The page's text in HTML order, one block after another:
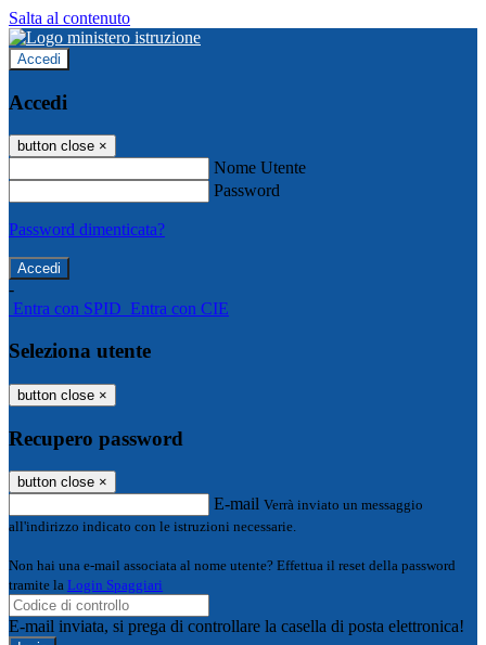
Salta al contenuto
Accedi
Accedi
button close ×
Nome Utente
Password
Password dimenticata?
-
Entra con SPID Entra con CIE
Seleziona utente
button close ×
Recupero password
button close ×
E-mail Verrà inviato un messaggio
all'indirizzo indicato con le istruzioni necessarie.
Non hai una e-mail associata al nome utente? Effettua il reset della password
tramite la Login Spaggiari
E-mail inviata, si prega di controllare la casella di posta elettronica!